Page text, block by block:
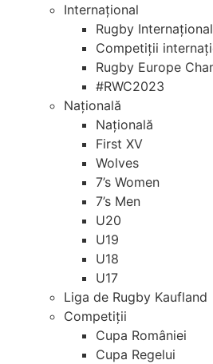
Internațional
Rugby Internațional
Competiții
Rugby Europe
#RWC2023
Națională
Națională
First XV
Wolves
7’s Women
7’s Men
U20
U19
U18
U17
Liga de Rugby Kaufland
Competiții
Cupa României
Cupa Regelui